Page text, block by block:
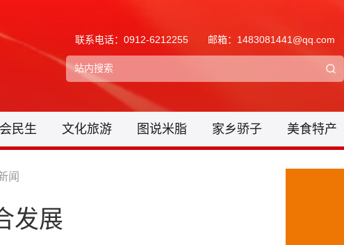
联系电话：0912-6212255 邮箱：1483081441@qq.com
民生 文化旅游 图说米脂 家乡骄子 美食特产
闻
发展